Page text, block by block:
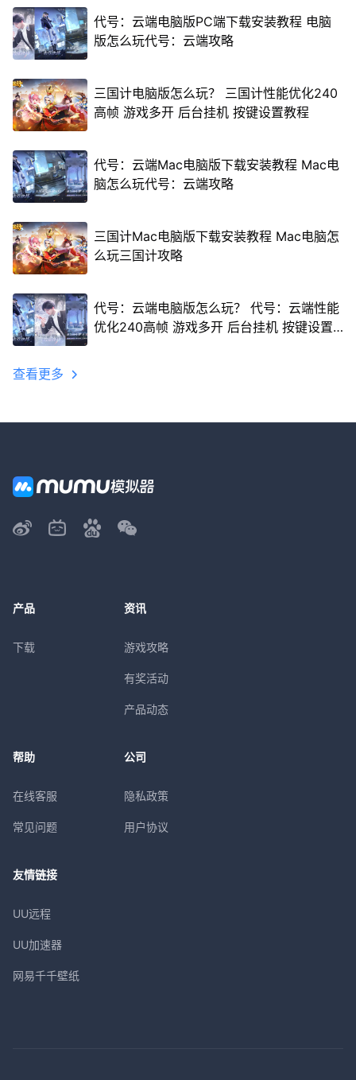
代号：云端电脑版PC端下载安装教程 电脑
版怎么玩代号：云端攻略
三国计电脑版怎么玩？ 三国计性能优化240
高帧 游戏多开 后台挂机 按键设置教程
代号：云端Mac电脑版下载安装教程 Mac电
脑怎么玩代号：云端攻略
三国计Mac电脑版下载安装教程 Mac电脑怎
么玩三国计攻略
代号：云端电脑版怎么玩？ 代号：云端性能
优化240高帧 游戏多开 后台挂机 按键设置
查看更多
产品
下载
资讯
游戏攻略
有奖活动
产品动态
帮助
在线客服
常见问题
公司
隐私政策
用户协议
友情链接
UU远程
UU加速器
网易千千壁纸